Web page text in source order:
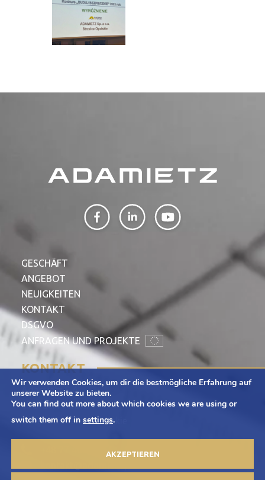
GESCHÄFT
ANGEBOT
NEUIGKEITEN
KONTAKT
DSGVO
ANFRAGEN UND PROJEKTE
KONTAKT
Adamietz S.A.
ul. Braci Prankel 1
47-100 Strzelce Opolskie
+48 77 463 00 65
Wir verwenden Cookies, um dir die bestmögliche Erfahrung auf
unserer Website zu bieten.
You can find out more about which cookies we are using or
switch them off in settings.
AKZEPTIEREN